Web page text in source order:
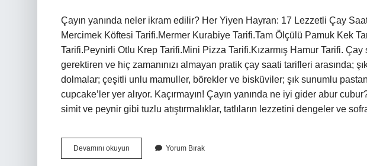
Çayın yanında neler ikram edilir? Her Yiyen Hayran: 17 Lezzetli Çay
Mercimek Köftesi Tarifi.Mermer Kurabiye Tarifi.Tam Ölçülü Pamuk Kek
Tarifi.Peynirli Otlu Krep Tarifi.Mini Pizza Tarifi.Kızarmış Hamur Tarifi.
gerektiren ve hiç zamanınızı almayan pratik çay saati tarifleri arasında;
dolmalar; çeşitli unlu mamuller, börekler ve bisküviler; şık sunumlu
cupcake’ler yer alıyor. Kaçırmayın! Çayın yanında ne iyi gider abur
simit ve peynir gibi tuzlu atıştırmalıklar, tatlıların lezzetini dengeler ve
Devamını okuyun
Yanına
Yorum Bırak